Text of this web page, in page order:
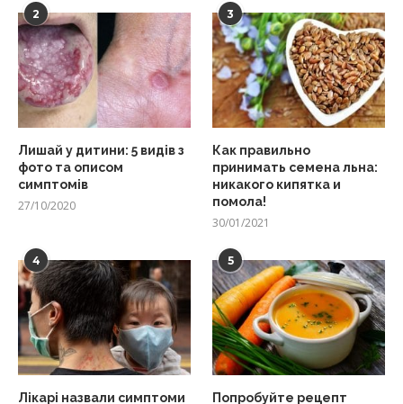
2
Лишай у дитини: 5 видів з
фото та описом
симптомів
27/10/2020
3
Как правильно
принимать семена льна:
никакого кипятка и
помола!
30/01/2021
4
Лікарі назвали симптоми
5
Попробуйте рецепт